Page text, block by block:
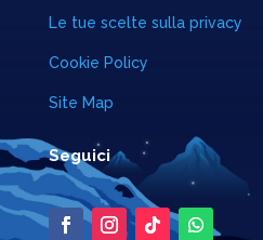
Le tue scelte sulla privacy
Cookie Policy
Site Map
Seguici